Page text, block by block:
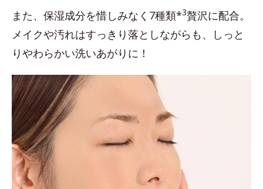
また、保湿成分を惜しみなく7種類*3贅沢に配合。
メイクや汚れはすっきり落としながらも、しっと
りやわらかい洗いあがりに！